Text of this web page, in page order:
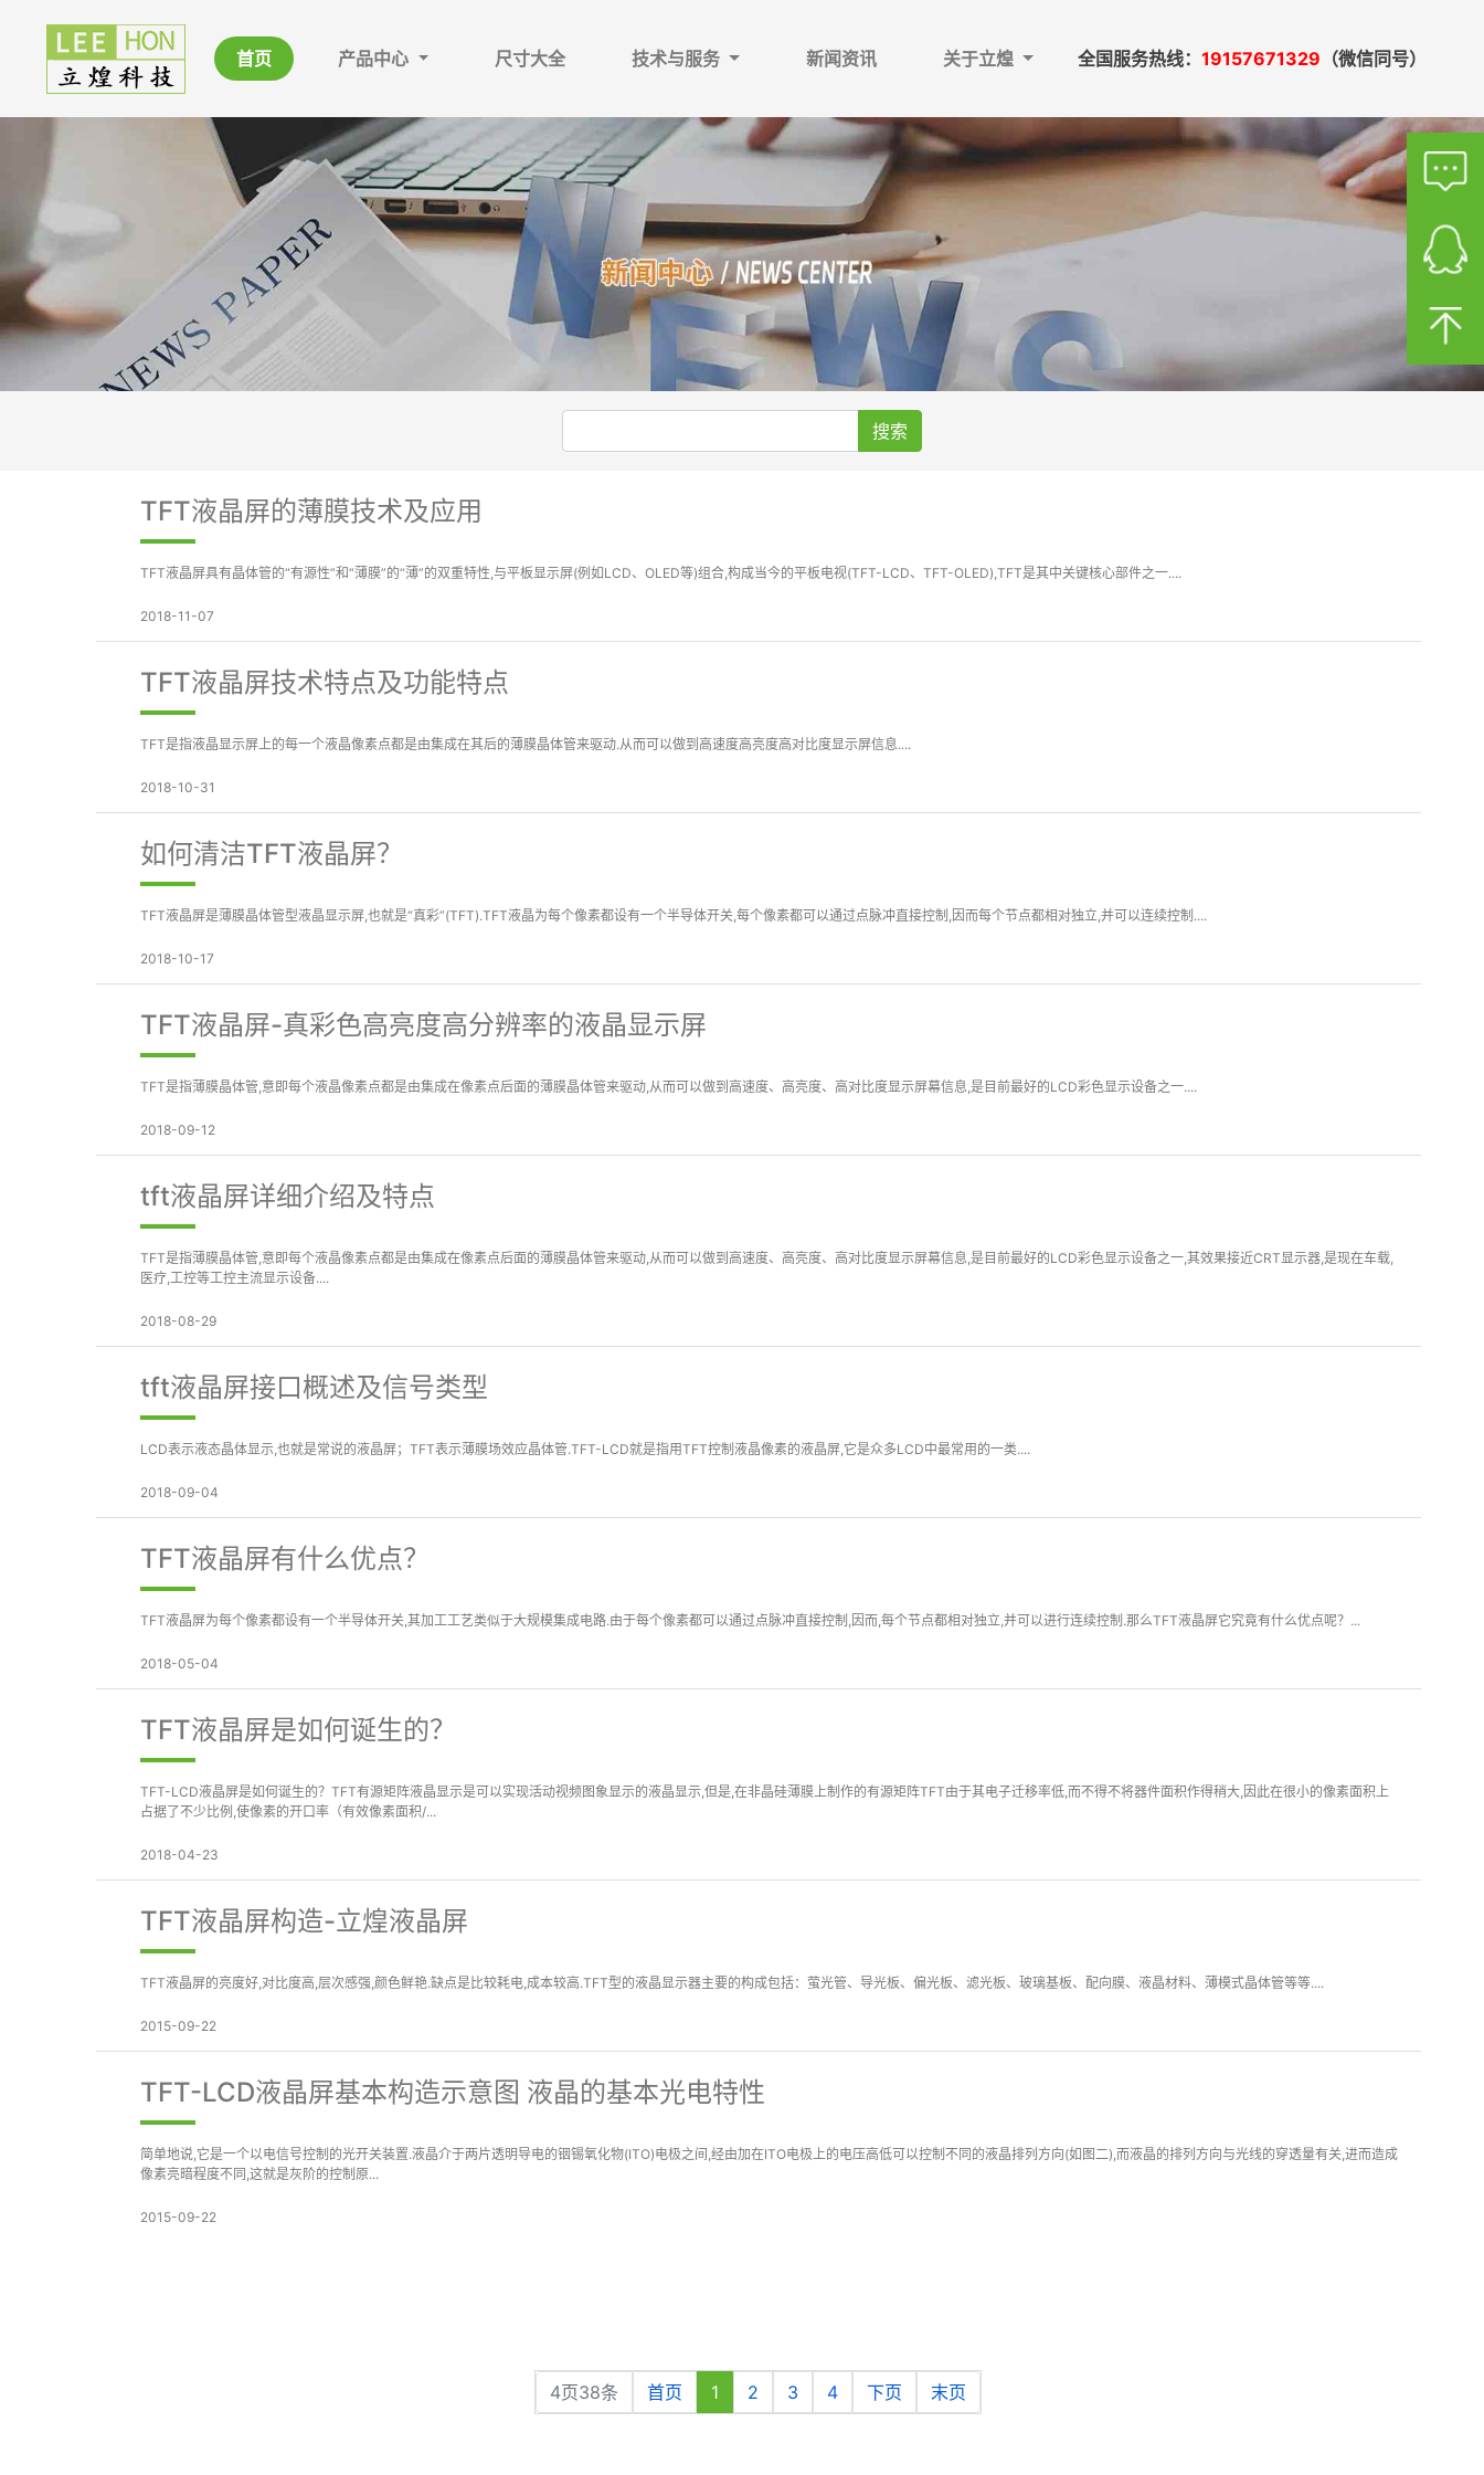
首页 产品中心 尺寸大全 技术与服务 新闻资讯 关于立煌 全国服务热线： 19157671329 （微信同号）
搜索
TFT液晶屏的薄膜技术及应用
TFT液晶屏具有晶体管的“有源性”和“薄膜”的“薄”的双重特性,与平板显示屏(例如LCD、OLED等)组合,构成当今的平板电视(TFT-LCD、TFT-OLED),TFT是其中关键核心部件之一....
2018-11-07
TFT液晶屏技术特点及功能特点
TFT是指液晶显示屏上的每一个液晶像素点都是由集成在其后的薄膜晶体管来驱动.从而可以做到高速度高亮度高对比度显示屏信息....
2018-10-31
如何清洁TFT液晶屏？
TFT液晶屏是薄膜晶体管型液晶显示屏,也就是“真彩”(TFT).TFT液晶为每个像素都设有一个半导体开关,每个像素都可以通过点脉冲直接控制,因而每个节点都相对独立,并可以连续控制....
2018-10-17
TFT液晶屏-真彩色高亮度高分辨率的液晶显示屏
TFT是指薄膜晶体管,意即每个液晶像素点都是由集成在像素点后面的薄膜晶体管来驱动,从而可以做到高速度、高亮度、高对比度显示屏幕信息,是目前最好的LCD彩色显示设备之一....
2018-09-12
tft液晶屏详细介绍及特点
TFT是指薄膜晶体管,意即每个液晶像素点都是由集成在像素点后面的薄膜晶体管来驱动,从而可以做到高速度、高亮度、高对比度显示屏幕信息,是目前最好的LCD彩色显示设备之一,其效果接近CRT显示器,是现在车载,
医疗,工控等工控主流显示设备....
2018-08-29
tft液晶屏接口概述及信号类型
LCD表示液态晶体显示,也就是常说的液晶屏；TFT表示薄膜场效应晶体管.TFT-LCD就是指用TFT控制液晶像素的液晶屏,它是众多LCD中最常用的一类....
2018-09-04
TFT液晶屏有什么优点？
TFT液晶屏为每个像素都设有一个半导体开关,其加工工艺类似于大规模集成电路.由于每个像素都可以通过点脉冲直接控制,因而,每个节点都相对独立,并可以进行连续控制.那么TFT液晶屏它究竟有什么优点呢？...
2018-05-04
TFT液晶屏是如何诞生的？
TFT-LCD液晶屏是如何诞生的？TFT有源矩阵液晶显示是可以实现活动视频图象显示的液晶显示,但是,在非晶硅薄膜上制作的有源矩阵TFT由于其电子迁移率低,而不得不将器件面积作得稍大,因此在很小的像素面积上
占据了不少比例,使像素的开口率（有效像素面积/...
2018-04-23
TFT液晶屏构造-立煌液晶屏
TFT液晶屏的亮度好,对比度高,层次感强,颜色鲜艳.缺点是比较耗电,成本较高.TFT型的液晶显示器主要的构成包括：萤光管、导光板、偏光板、滤光板、玻璃基板、配向膜、液晶材料、薄模式晶体管等等....
2015-09-22
TFT-LCD液晶屏基本构造示意图 液晶的基本光电特性
简单地说,它是一个以电信号控制的光开关装置.液晶介于两片透明导电的铟锡氧化物(ITO)电极之间,经由加在ITO电极上的电压高低可以控制不同的液晶排列方向(如图二),而液晶的排列方向与光线的穿透量有关,进而造成
像素亮暗程度不同,这就是灰阶的控制原...
2015-09-22
4页38条 首页 1 2 3 4 下页 末页